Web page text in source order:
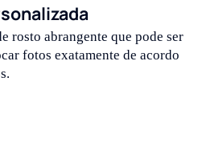
rosto abrangente que pode ser
fotos exatamente de acordo